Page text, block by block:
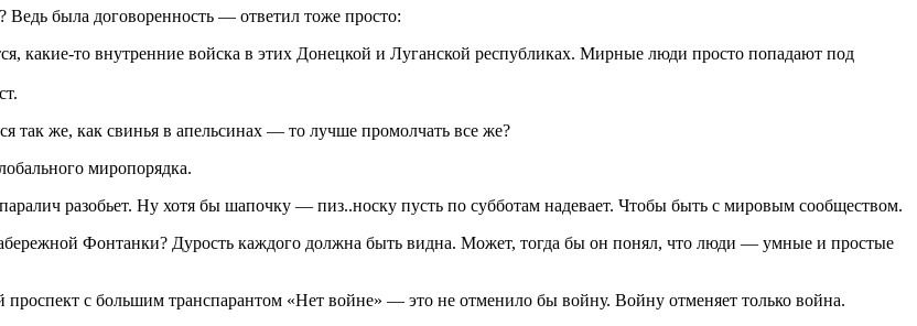
Ведь была договоренность — ответил тоже просто:
какие-то внутренние войска в этих Донецкой и Луганской республиках. Мирные люди просто попадают под
так же, как свинья в апельсинах — то лучше промолчать все же?
миропорядка.
разобьет. Ну хотя бы шапочку — пиз..носку пусть по субботам надевает. Чтобы быть с мировым сообществом.
Фонтанки? Дурость каждого должна быть видна. Может, тогда бы он понял, что люди — умные и простые
с большим транспарантом «Нет войне» — это не отменило бы войну. Войну отменяет только война.